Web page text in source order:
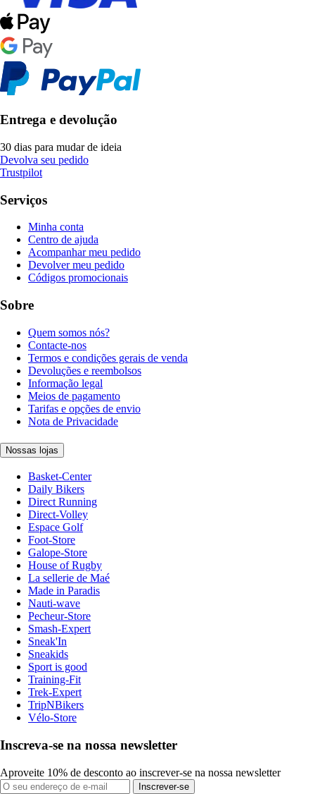
Entrega e devolução
30 dias para mudar de ideia
Devolva seu pedido
Trustpilot
Serviços
Minha conta
Centro de ajuda
Acompanhar meu pedido
Devolver meu pedido
Códigos promocionais
Sobre
Quem somos nós?
Contacte-nos
Termos e condições gerais de venda
Devoluções e reembolsos
Informação legal
Meios de pagamento
Tarifas e opções de envio
Nota de Privacidade
Nossas lojas
Basket-Center
Daily Bikers
Direct Running
Direct-Volley
Espace Golf
Foot-Store
Galope-Store
House of Rugby
La sellerie de Maé
Made in Paradis
Nauti-wave
Pecheur-Store
Smash-Expert
Sneak'In
Sneakids
Sport is good
Training-Fit
Trek-Expert
TripNBikers
Vélo-Store
Inscreva-se na nossa newsletter
Aproveite 10% de desconto ao inscrever-se na nossa newsletter
Inscrever-se